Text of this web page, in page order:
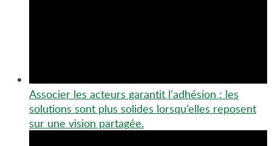
Associer les acteurs garantit l’adhésion : les
solutions sont plus solides lorsqu’elles reposent
sur une vision partagée.